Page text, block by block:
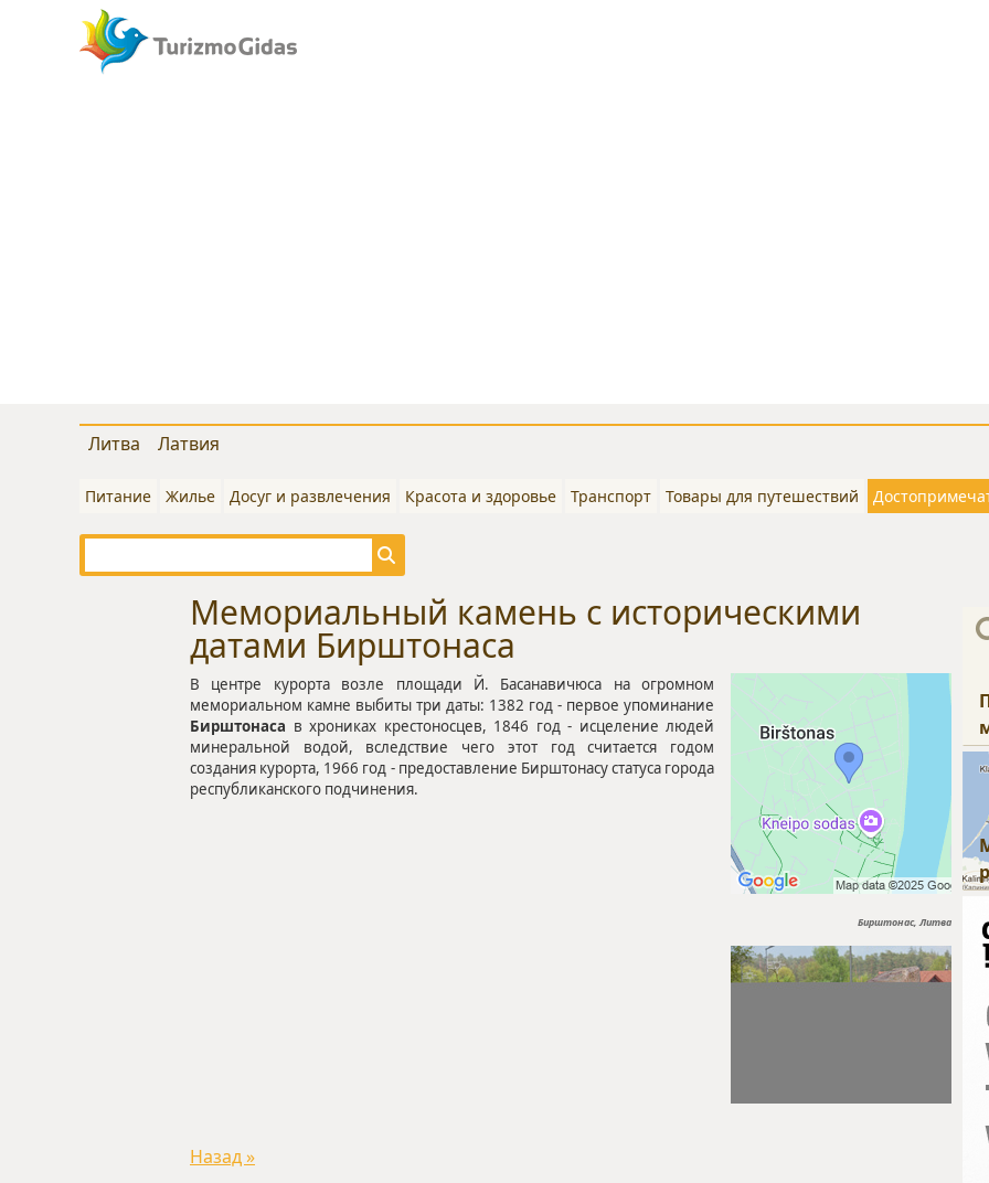
Литва Латвия
Питание Жилье Досуг и развлечения Красота и здоровье Транспорт Товары для путешествий
Мемориальный камень с историческими
датами Бирштонасa
Бирштонас, Литва
В центре курорта возле площади Й. Басанавичюса на огромном
мемориальном камне выбиты три даты: 1382 год - первое упоминание
Бирштонаса в хрониках крестоносцев, 1846 год - исцеление людей
минеральной водой, вследствие чего этот год считается годом
создания курорта, 1966 год - предоставление Бирштонасу статуса города
республиканского подчинения.
Назад »